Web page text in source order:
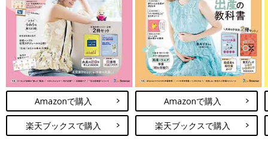
Amazonで購入
楽天ブックスで購入
Amazonで購入
楽天ブックスで購入